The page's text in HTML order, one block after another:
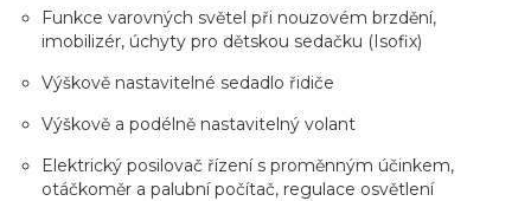
Funkce varovných světel při nouzovém brzdění,
imobilizér, úchyty pro dětskou sedačku (Isofix)
Výškově nastavitelné sedadlo řidiče
Výškově a podélně nastavitelný volant
Elektrický posilovač řízení s proměnným účinkem,
otáčkoměr a palubní počítač, regulace osvětlení